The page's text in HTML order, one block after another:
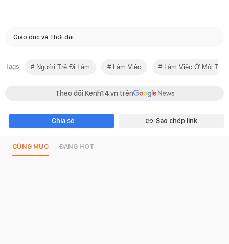
Giáo dục và Thời đại
Tags Người Trẻ Đi Làm Làm Việc Làm Việc Ở Môi
Theo dõi Kenh14.vn trên
Chia sẻ Sao chép link
CÙNG MỤC ĐANG HOT